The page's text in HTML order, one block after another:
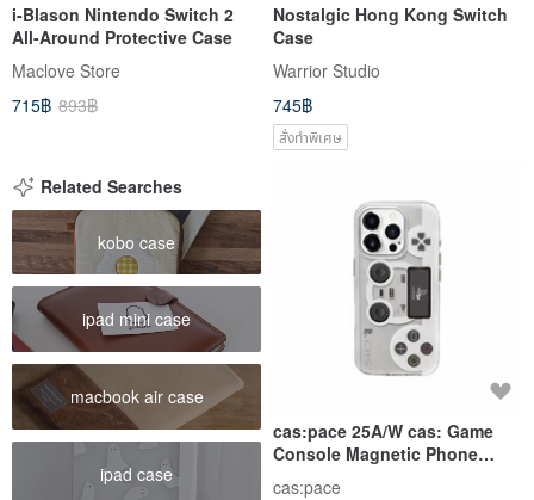
i-Blason Nintendo Switch 2
All-Around Protective Case
Maclove Store
715฿ 893฿
Nostalgic Hong Kong Switch
Case
Warrior Studio
745฿
สั่งทำพิเศษ
Related Searches
kobo case
ipad mini case
macbook air case
ipad case
cas:pace 25A/W cas: Game
Console Magnetic Phone
cas:pace